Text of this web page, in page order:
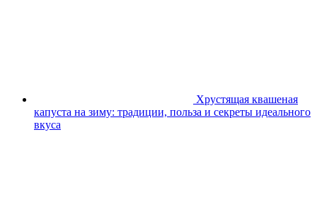
Хрустящая квашеная
капуста на зиму: традиции, польза и секреты идеального
вкуса